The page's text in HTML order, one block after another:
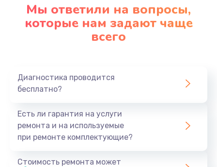
Мы ответили на вопросы,
которые нам задают чаще
всего
Диагностика проводится
бесплатно?
Есть ли гарантия на услуги
ремонта и на используемые
при ремонте комплектующие?
Стоимость ремонта может